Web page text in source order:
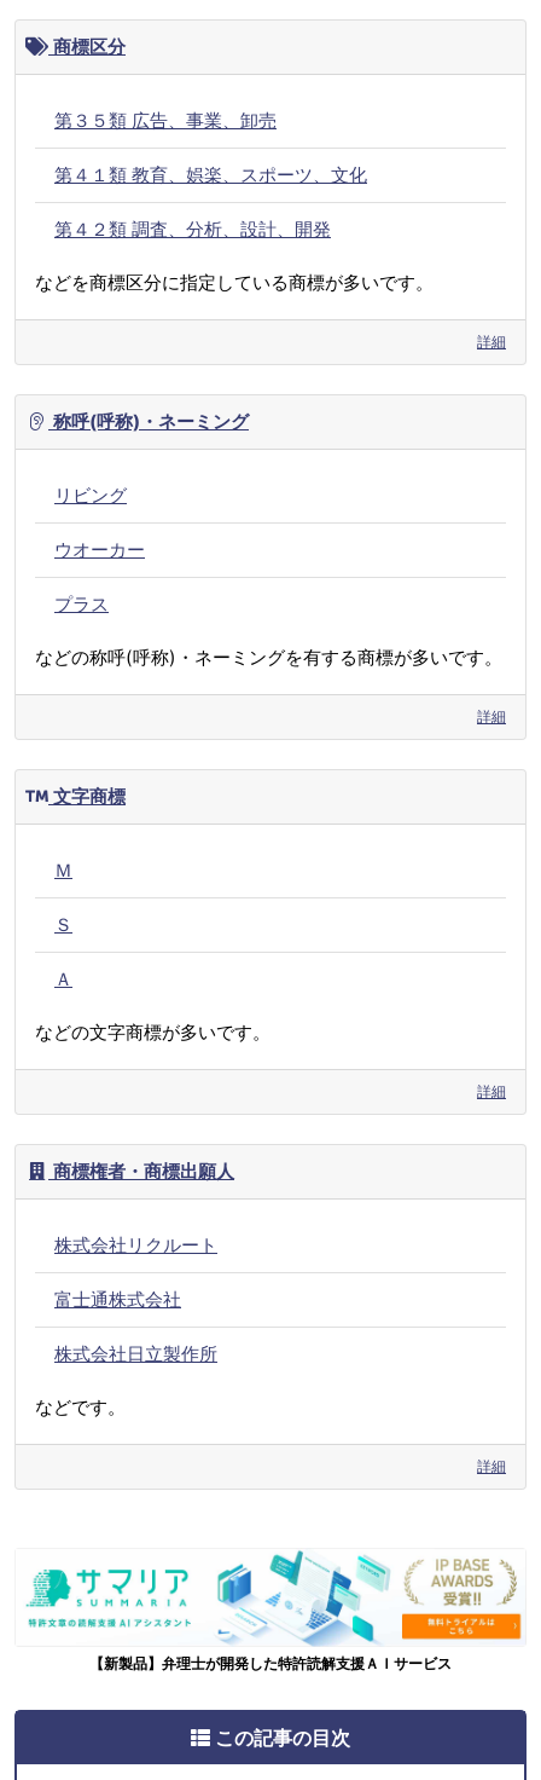
商標区分
第３５類 広告、事業、卸売
第４１類 教育、娯楽、スポーツ、文化
第４２類 調査、分析、設計、開発
などを商標区分に指定している商標が多いです。
詳細
称呼(呼称)・ネーミング
リビング
ウオーカー
プラス
などの称呼(呼称)・ネーミングを有する商標が多いです。
詳細
文字商標
Ｍ
Ｓ
Ａ
などの文字商標が多いです。
詳細
商標権者・商標出願人
株式会社リクルート
富士通株式会社
株式会社日立製作所
などです。
詳細
【新製品】弁理士が開発した特許読解支援ＡＩサービス
この記事の目次